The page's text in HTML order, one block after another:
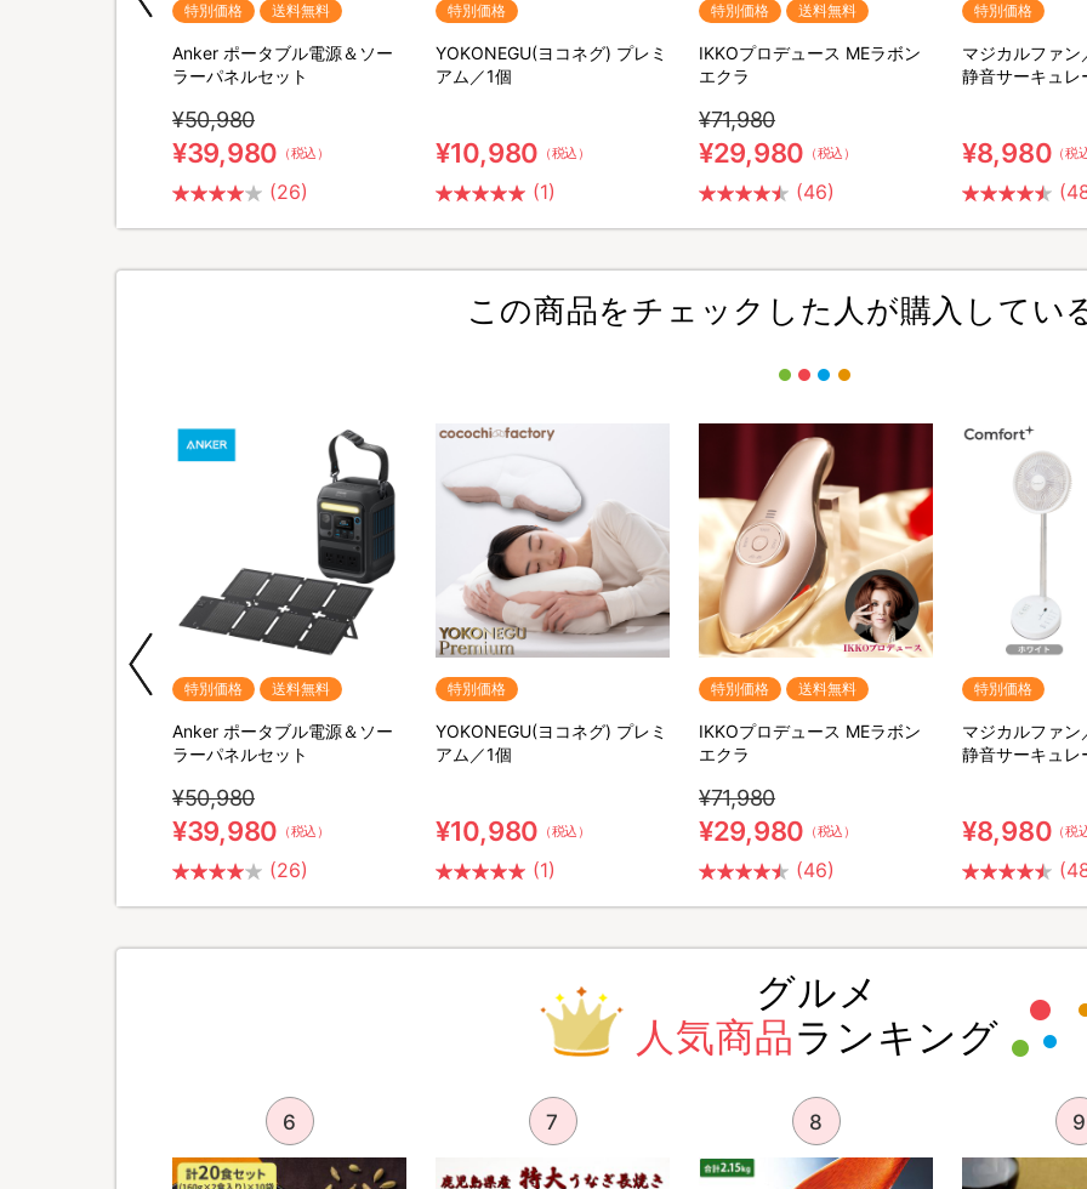
特別価格 送料無料
Anker ポータブル電源＆ソー
ラーパネルセット
¥50,980
¥39,980 （税込）
(26)
特別価格
YOKONEGU(ヨコネグ) プレミ
アム／1個
¥10,980 （税込）
(1)
特別価格 送料無料
IKKOプロデュース MEラボン
エクラ
¥71,980
¥29,980 （税込）
(46)
特別価格
マジカルファン
静音サーキュレ
¥8,980 （税
この商品をチェックした人が購入してい
特別価格 送料無料
Anker ポータブル電源＆ソー
ラーパネルセット
¥50,980
¥39,980 （税込）
(26)
特別価格
YOKONEGU(ヨコネグ) プレミ
アム／1個
¥10,980 （税込）
(1)
特別価格 送料無料
IKKOプロデュース MEラボン
エクラ
¥71,980
¥29,980 （税込）
(46)
特別価格
マジカルファン
静音サーキュレ
¥8,980 （税
グルメ
人気商品ランキング
6 7 8 9